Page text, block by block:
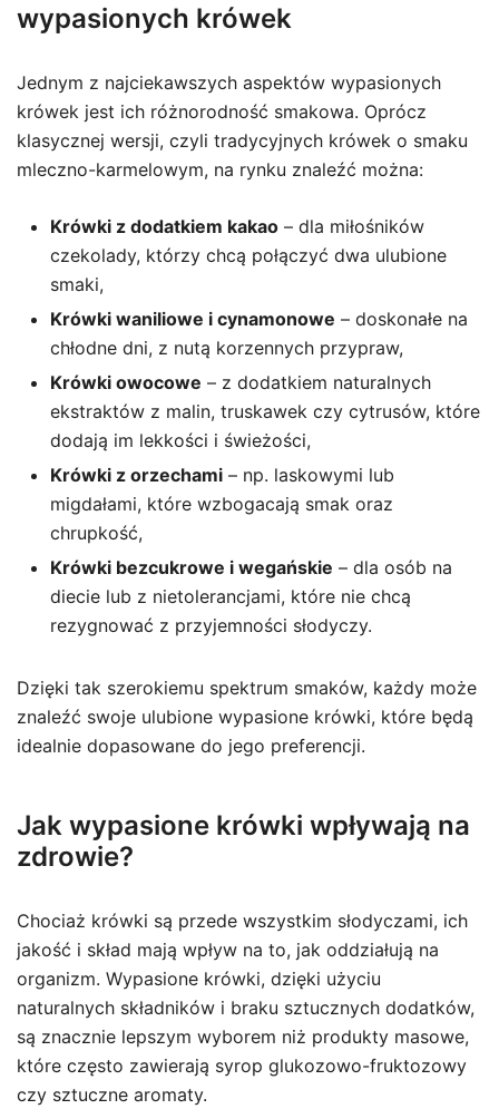
wypasionych krówek
Jednym z najciekawszych aspektów wypasionych
krówek jest ich różnorodność smakowa. Oprócz
klasycznej wersji, czyli tradycyjnych krówek o smaku
mleczno-karmelowym, na rynku znaleźć można:
Krówki z dodatkiem kakao – dla miłośników
czekolady, którzy chcą połączyć dwa ulubione
smaki,
Krówki waniliowe i cynamonowe – doskonałe na
chłodne dni, z nutą korzennych przypraw,
Krówki owocowe – z dodatkiem naturalnych
ekstraktów z malin, truskawek czy cytrusów, które
dodają im lekkości i świeżości,
Krówki z orzechami – np. laskowymi lub
migdałami, które wzbogacają smak oraz
chrupkość,
Krówki bezcukrowe i wegańskie – dla osób na
diecie lub z nietolerancjami, które nie chcą
rezygnować z przyjemności słodyczy.
Dzięki tak szerokiemu spektrum smaków, każdy może
znaleźć swoje ulubione wypasione krówki, które będą
idealnie dopasowane do jego preferencji.
Jak wypasione krówki wpływają na
zdrowie?
Chociaż krówki są przede wszystkim słodyczami, ich
jakość i skład mają wpływ na to, jak oddziałują na
organizm. Wypasione krówki, dzięki użyciu
naturalnych składników i braku sztucznych dodatków,
są znacznie lepszym wyborem niż produkty masowe,
które często zawierają syrop glukozowo-fruktozowy
czy sztuczne aromaty.